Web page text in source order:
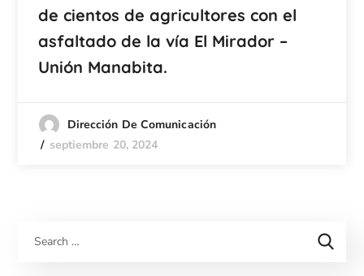
de cientos de agricultores con el
asfaltado de la vía El Mirador –
Unión Manabita.
Dirección De Comunicación
septiembre 20, 2024